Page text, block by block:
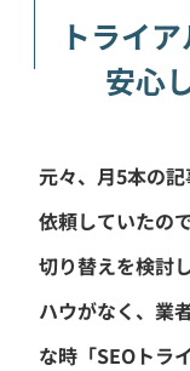
トライ
安心
元々、月5本の記
依頼していたの
切り替えを検討
ハウがなく、業
な時「SEOトラ